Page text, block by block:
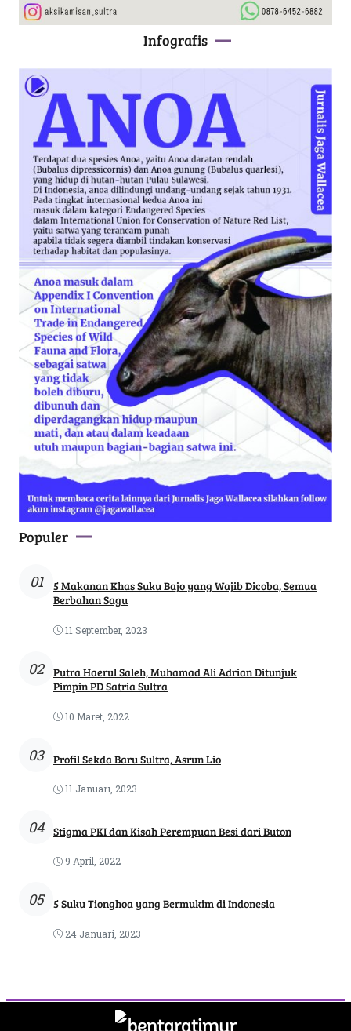
Infografis
Populer
01
5 Makanan Khas Suku Bajo yang Wajib Dicoba, Semua
Berbahan Sagu
11 September, 2023
02
Putra Haerul Saleh, Muhamad Ali Adrian Ditunjuk
Pimpin PD Satria Sultra
10 Maret, 2022
03 Profil Sekda Baru Sultra, Asrun Lio
11 Januari, 2023
04 Stigma PKI dan Kisah Perempuan Besi dari Buton
9 April, 2022
05 5 Suku Tionghoa yang Bermukim di Indonesia
24 Januari, 2023